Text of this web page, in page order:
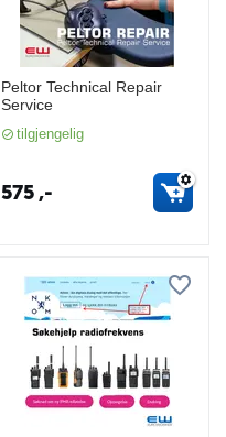
Peltor Technical Repair
Service
tilgjengelig
575,-